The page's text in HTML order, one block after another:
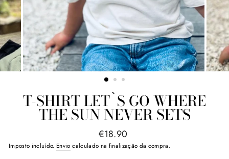
T-SHIRT LET`S GO WHERE
THE SUN NEVER SETS
Preço
normal
€18.90
Imposto incluído. Envio calculado na finalização da compra.